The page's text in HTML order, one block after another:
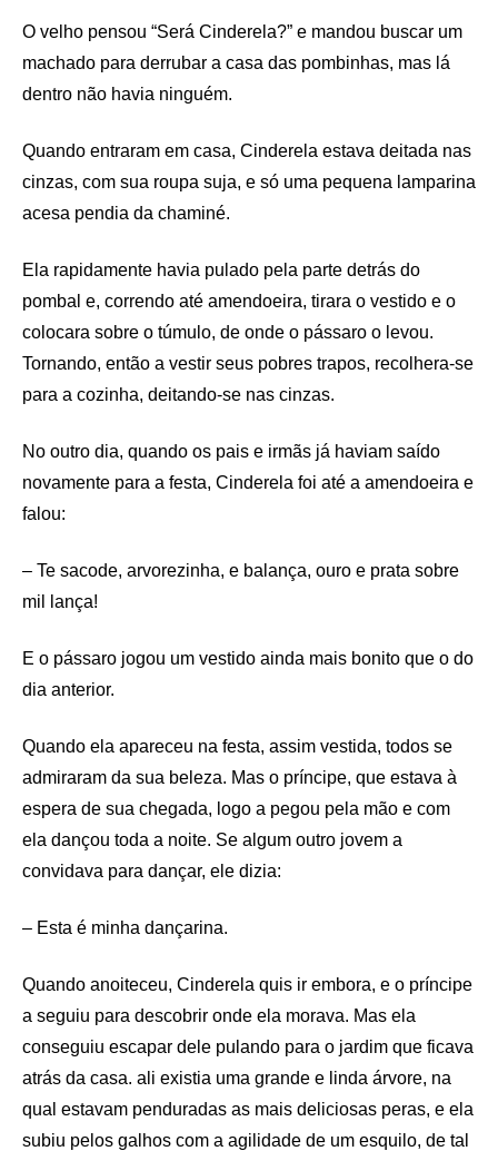
O velho pensou “Será Cinderela?” e mandou buscar um
machado para derrubar a casa das pombinhas, mas lá
dentro não havia ninguém.
Quando entraram em casa, Cinderela estava deitada nas
cinzas, com sua roupa suja, e só uma pequena lamparina
acesa pendia da chaminé.
Ela rapidamente havia pulado pela parte detrás do
pombal e, correndo até amendoeira, tirara o vestido e o
colocara sobre o túmulo, de onde o pássaro o levou.
Tornando, então a vestir seus pobres trapos, recolhera-se
para a cozinha, deitando-se nas cinzas.
No outro dia, quando os pais e irmãs já haviam saído
novamente para a festa, Cinderela foi até a amendoeira e
falou:
– Te sacode, arvorezinha, e balança, ouro e prata sobre
mil lança!
E o pássaro jogou um vestido ainda mais bonito que o do
dia anterior.
Quando ela apareceu na festa, assim vestida, todos se
admiraram da sua beleza. Mas o príncipe, que estava à
espera de sua chegada, logo a pegou pela mão e com
ela dançou toda a noite. Se algum outro jovem a
convidava para dançar, ele dizia:
– Esta é minha dançarina.
Quando anoiteceu, Cinderela quis ir embora, e o príncipe
a seguiu para descobrir onde ela morava. Mas ela
conseguiu escapar dele pulando para o jardim que ficava
atrás da casa. ali existia uma grande e linda árvore, na
qual estavam penduradas as mais deliciosas peras, e ela
subiu pelos galhos com a agilidade de um esquilo, de tal